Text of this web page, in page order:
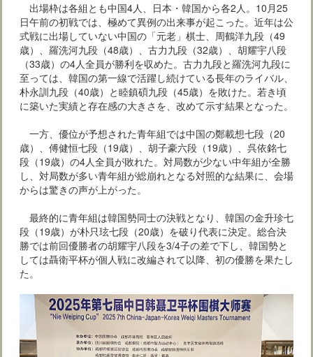
出場枠は各組とも中国4人、日本・韓国から各2人。10月25
日午前の初戦では、極めて異例の出来事が起こった。近年は公
式戦に出場していない中国の「元老」棋士、周鶴洋九段（49
歳）、羅洗河九段（48歳）、古力九段（32歳）、胡耀宇八段
（33歳）の4人全員が勝利を収めた。古力九段と羅洗河九段に
至っては、韓国の第一線で活躍し続けている長年のライバル、
朴永訓九段（40歳）と睦鎮碩九段（45歳）を敗けた。若き頃
に築いた実績と存在感の大きさを、改めて示す結果となった。
一方、優位が予想された青年組では中国の鄭載想七段（20
歳）、傅健恒七段（19歳）、胡子豪六段（19歳）、呉依銘七
段（19歳）の4人全員が敗れた。対局数が少ない中年組が全勝
し、対局数が多い青年組が総崩れとなる対照的な結果に、会場
からは驚きの声が上がった。
最終的に青年組は韓国勢同士の決戦となり、韓国の金升珍七
段（19歳）が朴只玹七段（20歳）を破り代表に決定。総合決
勝では前回優勝者の胡耀宇八段を3/4子の差で下し、韓国勢と
しては聶衛平杯が個人戦に改編されて以降、初の優勝を果たし
た。